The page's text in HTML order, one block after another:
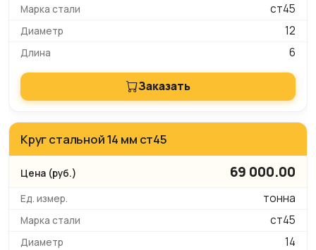
ст45
12
6
Заказать
Круг стальной 14 мм ст45
69 000.00
тонна
ст45
14